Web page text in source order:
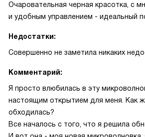
Очаровательная черная красотка, с
и удобным управлением - идеальный
Недостатки:
Совершенно не заметила никаких
Комментарий:
Я просто влюбилась в эту
настоящим открытием для меня. Как
обходилась?
Все началось с того, что я решила